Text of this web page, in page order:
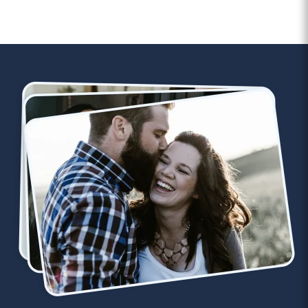
3 minutes
Rencontre à Vanves